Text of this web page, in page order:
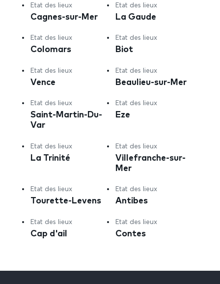
Etat des lieux
Cagnes-sur-Mer
Etat des lieux
La Gaude
Etat des lieux
Colomars
Etat des lieux
Biot
Etat des lieux
Vence
Etat des lieux
Beaulieu-sur-Mer
Etat des lieux
Saint-Martin-Du-
Var
Etat des lieux
Eze
Etat des lieux
La Trinité
Etat des lieux
Villefranche-sur-
Mer
Etat des lieux
Tourette-Levens
Etat des lieux
Antibes
Etat des lieux
Cap d'ail
Etat des lieux
Contes